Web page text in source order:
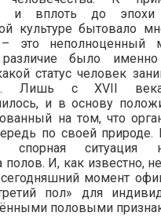
и вплоть до
культуре бытовало
это неполноценный
различие было
статус человек
Лишь с XVII века
и в основу
на том, что
по своей
спорная ситуация
полов. И, как известно,
момент
пол» для
половыми